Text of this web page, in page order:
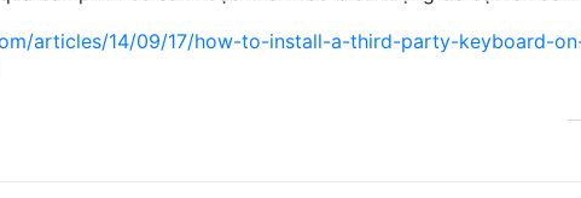
articles/14/09/17/how-to-install-a-third-party-keyboard-